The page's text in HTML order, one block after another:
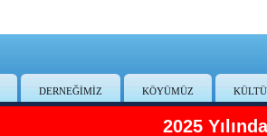
DERNEĞİMİZ KÖYÜMÜZ
2025